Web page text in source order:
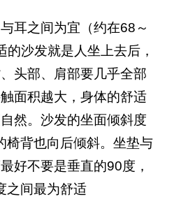
耳之间为宜（约在68～
沙发就是人坐上去后，
头部、肩部要几乎全部
面积越大，身体的舒适
然。沙发的坐面倾斜度
椅背也向后倾斜。坐垫与
好不要是垂直的90度，
之间最为舒适